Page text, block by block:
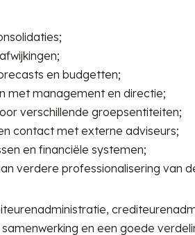
en budgetten;
met management en directie;
verschillende groepsentiteiten;
contact met externe adviseurs;
en financiële systemen;
verdere professionalisering van
en een goede